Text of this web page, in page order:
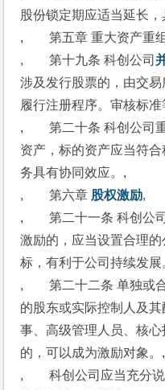
股份锁定期应适当延长
,　　第五章 重大资产重
,　　第十九条 科创公司
涉及发行股票的，由交
履行注册程序。审核标
,　　第二十条 科创公司
资产，标的资产应当符
务具有协同效应。,
,　　第六章 股权激励,
,　　第二十一条 科创公
激励的，应当设置合理
标，有利于公司持续发展
,　　第二十二条 单独或
的股东或实际控制人及
事、高级管理人员、核
的，可以成为激励对象。,
,　　科创公司应当充分